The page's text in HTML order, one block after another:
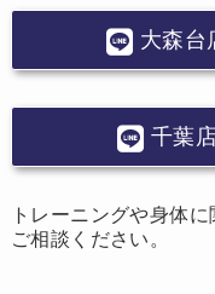
大森台
千葉
トレーニングや身体
ご相談ください。